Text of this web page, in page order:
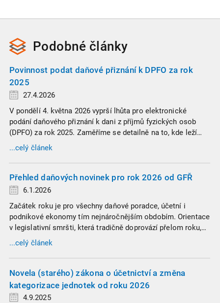
Podobné články
Povinnost podat daňové přiznání k DPFO za rok
2025
27.4.2026
V pondělí 4. května 2026 vyprší lhůta pro elektronické
podání daňového přiznání k dani z příjmů fyzických osob
(DPFO) za rok 2025. Zaměříme se detailně na to, kde leží
hranice povinnosti přiznání podat, jaké jsou nejčastější
chytáky v soubězích příjmů a na co si dát v roce 2026
...celý článek
Přehled daňových novinek pro rok 2026 od GFŘ
6.1.2026
Začátek roku je pro všechny daňové poradce, účetní i
podnikové ekonomy tím nejnáročnějším obdobím. Orientace
v legislativní smršti, která tradičně doprovází přelom roku,
vyžaduje nastudovat všechny novely a doprovodné
informace. Generální finanční ředitelství (GFŘ) zveřejnilo
žádného daňového profesionála.
...celý článek
Novela (starého) zákona o účetnictví a změna
kategorizace jednotek od roku 2026
4.9.2025